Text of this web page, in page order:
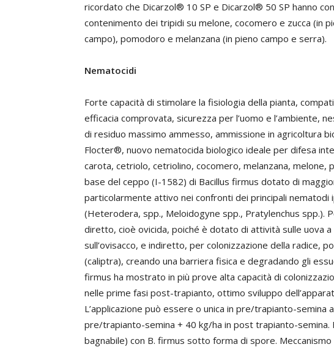
ricordato che Dicarzol® 10 SP e Dicarzol® 50 SP hanno
contenimento dei tripidi su melone, cocomero e zucca (in
campo), pomodoro e melanzana (in pieno campo e serra).
Nematocidi
Forte capacità di stimolare la fisiologia della pianta,
efficacia comprovata, sicurezza per l’uomo e l’ambiente,
di residuo massimo ammesso, ammissione in agricoltura
Flocter®, nuovo nematocida biologico ideale per difesa
carota, cetriolo, cetriolino, cocomero, melanzana, melone,
base del ceppo (I-1582) di Bacillus firmus dotato di
particolarmente attivo nei confronti dei principali nematodi
(Heterodera, spp., Meloidogyne spp., Pratylenchus spp.).
diretto, cioè ovicida, poiché è dotato di attività sulle uova
sull’ovisacco, e indiretto, per colonizzazione della radice,
(caliptra), creando una barriera fisica e degradando gli
firmus ha mostrato in più prove alta capacità di
nelle prime fasi post-trapianto, ottimo sviluppo
L’applicazione può essere o unica in pre/trapianto-semina
pre/trapianto-semina + 40 kg/ha in post trapianto-
bagnabile) con B. firmus sotto forma di spore.